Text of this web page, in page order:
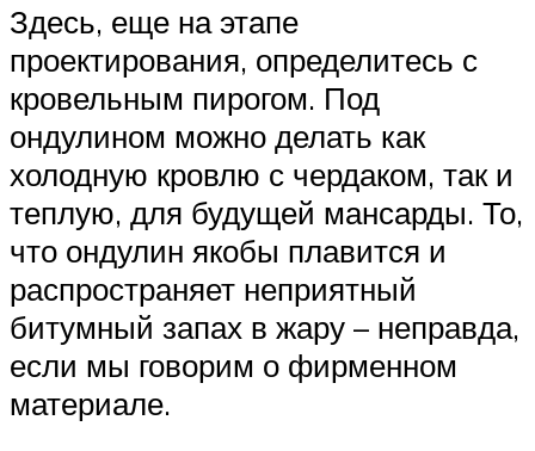
Здесь, еще на этапе
проектирования, определитесь с
кровельным пирогом. Под
ондулином можно делать как
холодную кровлю с чердаком, так и
теплую, для будущей мансарды. То,
что ондулин якобы плавится и
распространяет неприятный
битумный запах в жару – неправда,
если мы говорим о фирменном
материале.